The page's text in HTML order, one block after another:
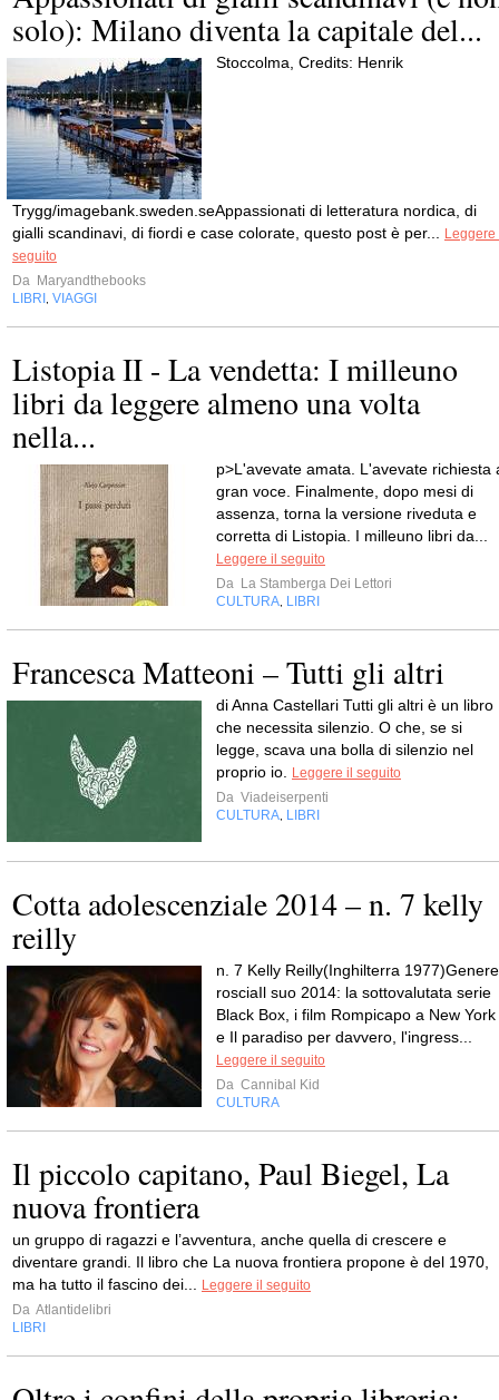
solo): Milano diventa la capitale del...
Stoccolma, Credits: Henrik
Trygg/imagebank.sweden.seAppassionati di letteratura nordica, di
gialli scandinavi, di fiordi e case colorate, questo post è per...
Leggere
seguito
Da Maryandthebooks
LIBRI
VIAGGI
Listopia II - La vendetta: I milleuno
libri da leggere almeno una volta
nella...
p>L'avevate amata. L'avevate richiesta
gran voce. Finalmente, dopo mesi di
assenza, torna la versione riveduta e
corretta di Listopia. I milleuno libri da...
Leggere il seguito
Da La Stamberga Dei Lettori
CULTURA LIBRI
Francesca Matteoni – Tutti gli altri
di Anna Castellari Tutti gli altri è un libro
che necessita silenzio. O che, se si
legge, scava una bolla di silenzio nel
proprio io.
Leggere il seguito
Da Viadeiserpenti
CULTURA LIBRI
Cotta adolescenziale 2014 – n. 7 kelly
reilly
n. 7 Kelly Reilly(Inghilterra
rosciaIl suo 2014: la sottovalutata serie
Black Box, i film Rompicapo a New York
e Il paradiso per davvero, l'ingress...
Leggere il seguito
Da Cannibal Kid
CULTURA
Il piccolo capitano, Paul Biegel, La
nuova frontiera
un gruppo di ragazzi e l’avventura, anche quella di crescere e
diventare grandi. Il libro che La nuova frontiera propone è del 1970,
ma ha tutto il fascino dei...
Leggere il seguito
Da Atlantidelibri
LIBRI